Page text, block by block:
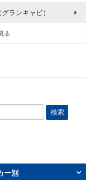
ランキャビ）
る
検索
ー別